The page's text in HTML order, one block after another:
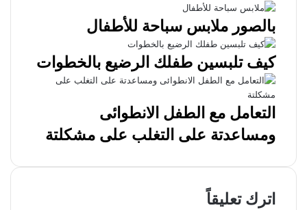
بالصور ملابس سباحة للأطفال
كيف تلبسين طفلك الرضيع بالخطوات
التعامل مع الطفل الانطوائى
ومساعدتة على التغلب على مشكلتة
اترك تعليقاً